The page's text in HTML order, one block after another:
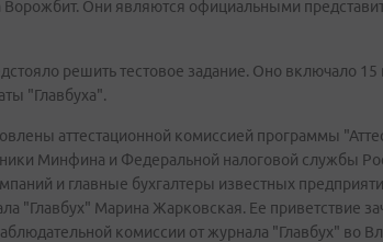
Они являются официальными
решить тестовое задание. Оно включало
"Главбуха".
аттестационной комиссией программы
Минфина и Федеральной налоговой службы
и главные бухгалтеры известных
"Главбух" Марина Жарковская. Ее приветствие
комиссии от журнала "Главбух" во